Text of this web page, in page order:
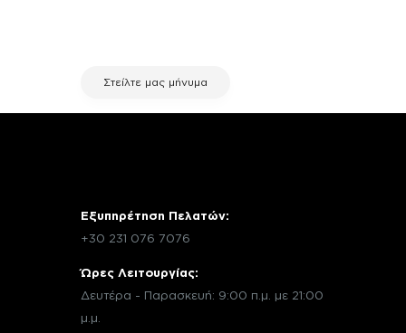
Στείλτε μας μήνυμα
Εξυπηρέτηση Πελατών:
+30 231 076 7076
Ώρες Λειτουργίας:
Δευτέρα - Παρασκευή: 9:00 π.μ. με 21:00
μ.μ.